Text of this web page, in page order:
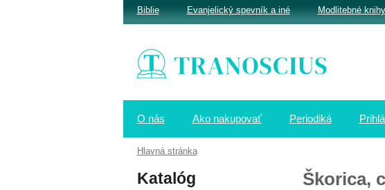
O nás Ako nakupovať Periodiká
Škorica,
Katalóg
Biblie Evanjelický spevník a iné Modlitebné knihy
Hlavná stránka